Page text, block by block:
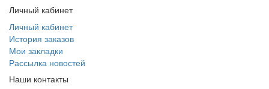
Личный кабинет
Личный кабинет
История заказов
Мои закладки
Рассылка новостей
Наши контакты